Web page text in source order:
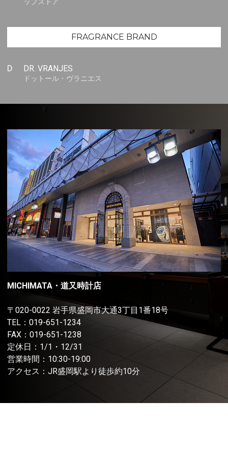
FRAGRANCE BRAND
D DR. VRANJES
ドットール・ヴラニエス
MICHIMATA・道又時計店
〒020-0022 岩手県盛岡市大通3丁目1番18号
TEL： 019-651-1234
FAX：019-651-1238
定休日：1/1・12/31
営業時間：10:30-19:00
アクセス：JR盛岡駅より徒歩約10分